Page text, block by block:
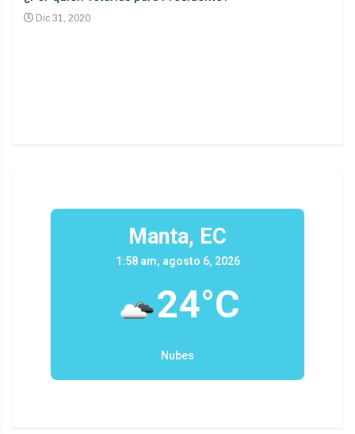
Dic 31, 2020
Manta, EC
1:58 am, agosto 6, 2026
24°C
Nubes